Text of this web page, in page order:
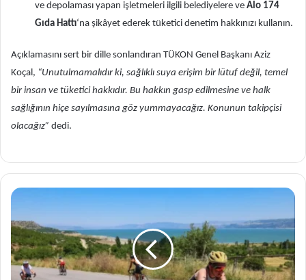
ve depolaması yapan işletmeleri ilgili belediyelere ve Alo 174
Gıda Hattı‘na şikâyet ederek tüketici denetim hakkınızı kullanın.
Açıklamasını sert bir dille sonlandıran TÜKON Genel Başkanı Aziz
Koçal, “Unutulmamalıdır ki, sağlıklı suya erişim bir lütuf değil, temel
bir insan ve tüketici hakkıdır. Bu hakkın gasp edilmesine ve halk
sağlığının hiçe sayılmasına göz yummayacağız. Konunun takipçisi
olacağız” dedi.
Burdur
ilk
duatlon
heyecanı
yaşandı